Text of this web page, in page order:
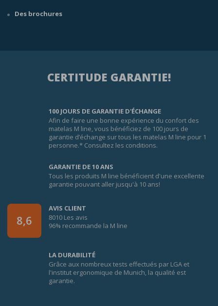
Des brochures
CERTITUDE GARANTIE!
100 JOURS DE GARANTIE D'ÉCHANGE
Afin de faire une bonne expérience du confort des
matelas M line, vous bénéficiez de 100 jours de
garantie d’échange sur tous les matelas M line pour 1
personne.* Consultez les conditions.
GARANTIE DE 10 ANS
Tous les produits M line bénéficient d'une excellente
garantie pouvant aller jusqu'à 10 ans!
8,6
AVIS CLIENT
8010 Les avis
96% recommande la M line
LA DURABILITÉ
Grâce aux nombreux tests effectués par LGA et
l'institut ergonomique de Munich, la qualité est
garantie.